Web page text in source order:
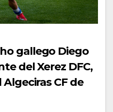
gallego Diego
del Xerez DFC,
CF de